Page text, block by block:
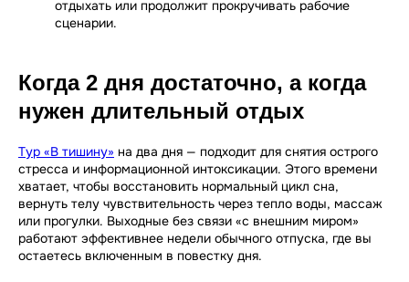
отдыхать или продолжит прокручивать рабочие
сценарии.
Когда 2 дня достаточно, а когда
нужен длительный отдых
Тур «В тишину» на два дня — подходит для снятия острого
стресса и информационной интоксикации. Этого времени
хватает, чтобы восстановить нормальный цикл сна,
вернуть телу чувствительность через тепло воды, массаж
или прогулки. Выходные без связи «с внешним миром»
работают эффективнее недели обычного отпуска, где вы
остаетесь включенным в повестку дня.